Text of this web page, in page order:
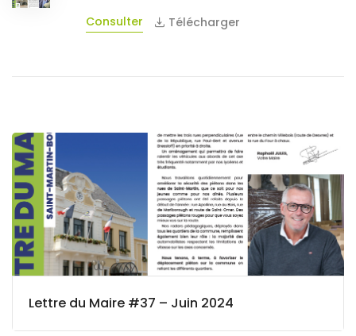
Consulter Télécharger
Lettre du Maire #37 – Juin 2024